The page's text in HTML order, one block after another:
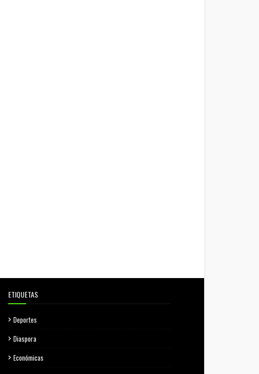
ETIQUETAS
Deportes
Diaspora
Económicas